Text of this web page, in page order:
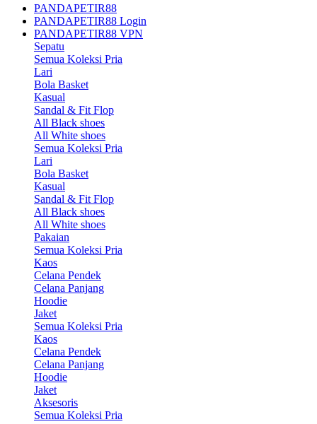
PANDAPETIR88
PANDAPETIR88 Login
PANDAPETIR88 VPN
Sepatu
Semua Koleksi Pria
Lari
Bola Basket
Kasual
Sandal & Fit Flop
All Black shoes
All White shoes
Semua Koleksi Pria
Lari
Bola Basket
Kasual
Sandal & Fit Flop
All Black shoes
All White shoes
Pakaian
Semua Koleksi Pria
Kaos
Celana Pendek
Celana Panjang
Hoodie
Jaket
Semua Koleksi Pria
Kaos
Celana Pendek
Celana Panjang
Hoodie
Jaket
Aksesoris
Semua Koleksi Pria